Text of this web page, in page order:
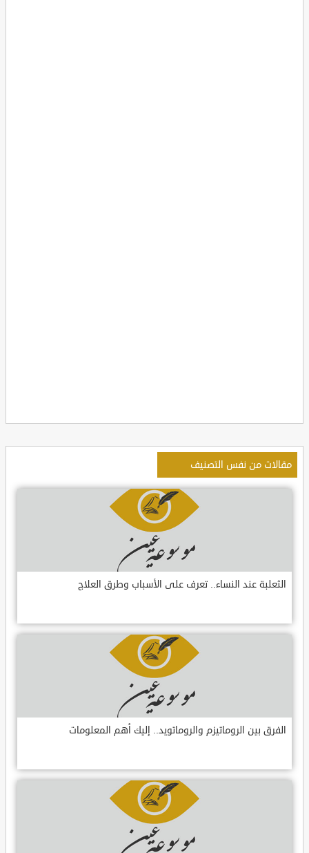
مقالات من نفس التصنيف
الثعلبة عند النساء.. تعرف على الأسباب وطرق العلاج
الفرق بين الروماتيزم والروماتويد.. إليك أهم المعلومات